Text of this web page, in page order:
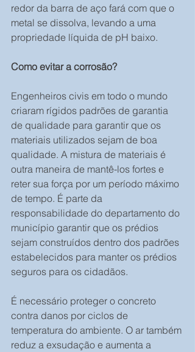
redor da barra de aço fará com que o
metal se dissolva, levando a uma
propriedade líquida de pH baixo.
Como evitar a corrosão?
Engenheiros civis em todo o mundo
criaram rígidos padrões de garantia
de qualidade para garantir que os
materiais utilizados sejam de boa
qualidade. A mistura de materiais é
outra maneira de mantê-los fortes e
reter sua força por um período máximo
de tempo. É parte da
responsabilidade do departamento do
município garantir que os prédios
sejam construídos dentro dos padrões
estabelecidos para manter os prédios
seguros para os cidadãos.
É necessário proteger o concreto
contra danos por ciclos de
temperatura do ambiente. O ar também
reduz a exsudação e aumenta a